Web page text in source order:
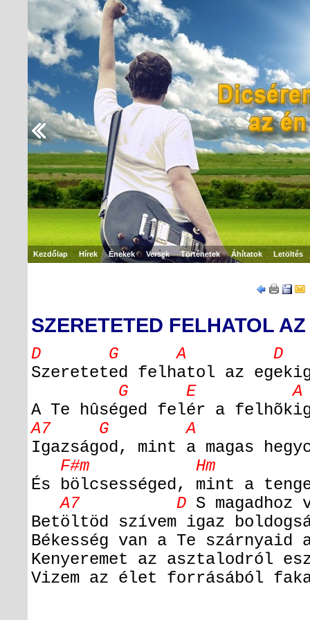
Kezdőlap Hírek Énekek Versek Történetek Áhítatok Letöltés
SZERETETED FELHATOL
D G A D
Szereteted felhatol az
G E A
A Te hûséged felér a
A7 G A
Igazságod, mint a magas
F#m Hm
És bölcsességed, mint a
A7 D S
Betöltöd szívem igaz
Békesség van a Te
Kenyeremet az asztalodról
Vizem az élet forrásából